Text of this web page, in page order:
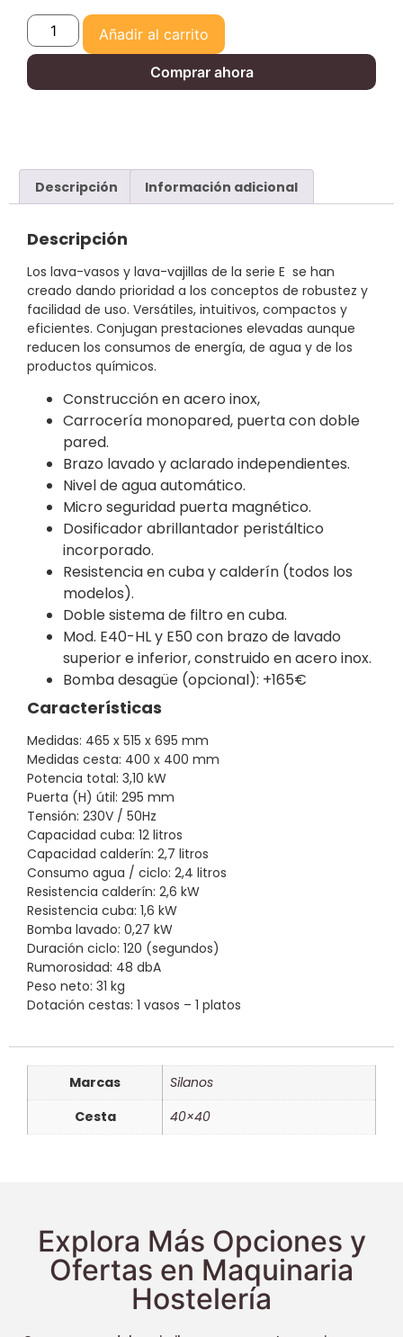
Añadir al carrito
Comprar ahora
Descripción Información adicional
Descripción
Los lava-vasos y lava-vajillas de la serie E se han
creado dando prioridad a los conceptos de robustez y
facilidad de uso. Versátiles, intuitivos, compactos y
eficientes. Conjugan prestaciones elevadas aunque
reducen los consumos de energía, de agua y de los
productos químicos.
Construcción en acero inox,
Carrocería monopared, puerta con doble
pared.
Brazo lavado y aclarado independientes.
Nivel de agua automático.
Micro seguridad puerta magnético.
Dosificador abrillantador peristáltico
incorporado.
Resistencia en cuba y calderín (todos los
modelos).
Doble sistema de filtro en cuba.
Mod. E40-HL y E50 con brazo de lavado
superior e inferior, construido en acero inox.
Bomba desagüe (opcional): +165€
Características
Medidas: 465 x 515 x 695 mm
Medidas cesta: 400 x 400 mm
Potencia total: 3,10 kW
Puerta (H) útil: 295 mm
Tensión: 230V / 50Hz
Capacidad cuba: 12 litros
Capacidad calderín: 2,7 litros
Consumo agua / ciclo: 2,4 litros
Resistencia calderín: 2,6 kW
Resistencia cuba: 1,6 kW
Bomba lavado: 0,27 kW
Duración ciclo: 120 (segundos)
Rumorosidad: 48 dbA
Peso neto: 31 kg
Dotación cestas: 1 vasos – 1 platos
Marcas
Silanos
Cesta
40×40
Explora Más Opciones y
Ofertas en Maquinaria
Hostelería